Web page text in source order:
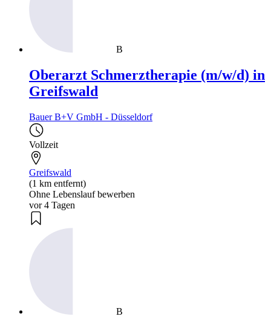
B
Oberarzt Schmerztherapie (m/w/d) in
Greifswald
Bauer B+V GmbH - Düsseldorf
Vollzeit
Greifswald
(1 km entfernt)
Ohne Lebenslauf bewerben
vor 4 Tagen
B